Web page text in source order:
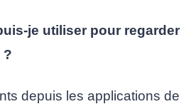
je utiliser pour regarder
?
depuis les applications de